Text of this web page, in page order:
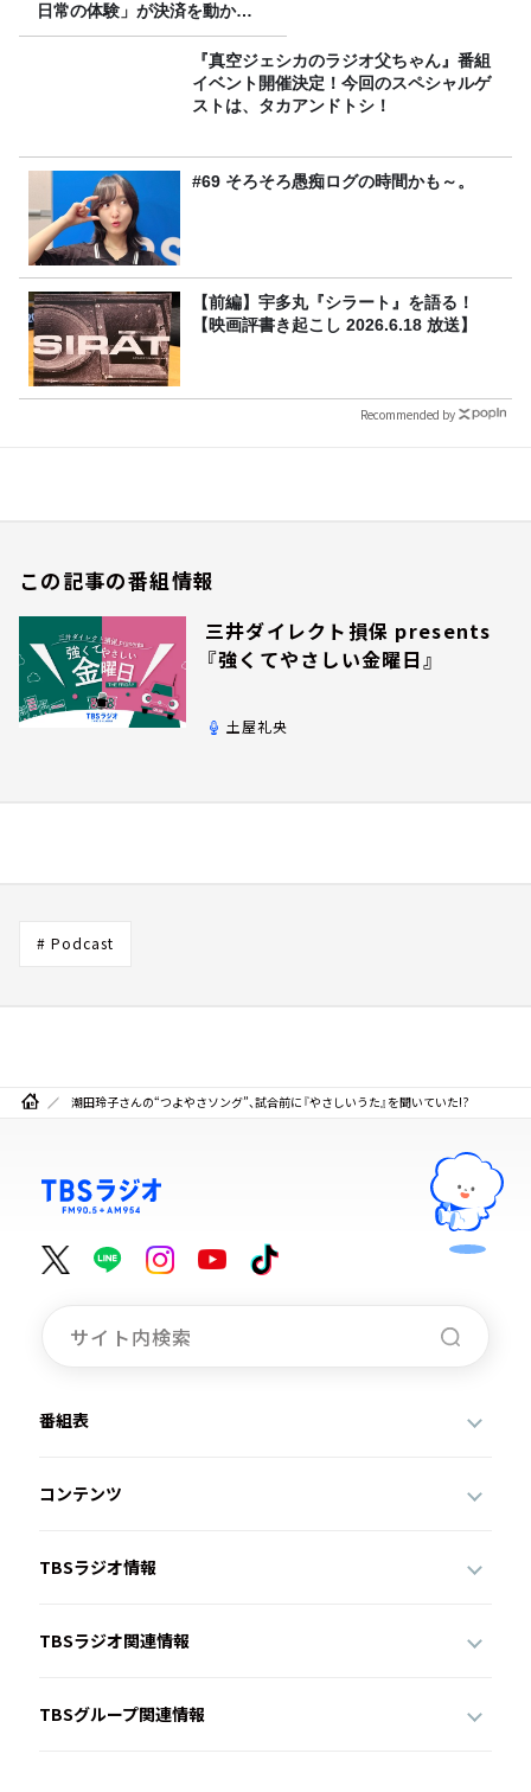
日常の体験」が決済を動かす
理由
『真空ジェシカのラジオ父ちゃん』番組
イベント開催決定！今回のスペシャルゲ
ストは、タカアンドトシ！
#69 そろそろ愚痴ログの時間かも～。
【前編】宇多丸『シラート』を語る！
【映画評書き起こし 2026.6.18 放送】
Recommended by
この記事の番組情報
三井ダイレクト損保 presents
『強くてやさしい金曜日』
土屋礼央
# Podcast
潮田玲子さんの“つよやさソング”、試合前に『やさしいうた』を聞いていた!?
番組表
コンテンツ
TBSラジオ情報
TBSラジオ関連情報
TBSグループ関連情報